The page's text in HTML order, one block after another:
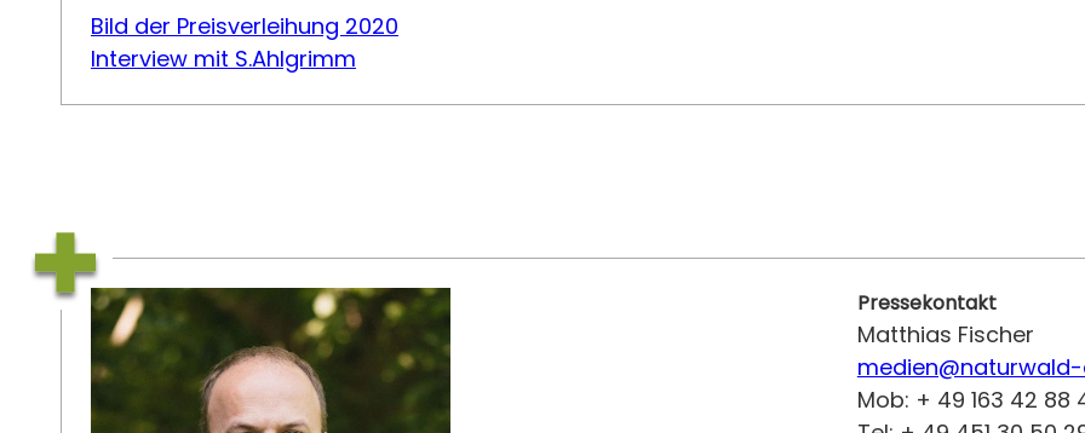
Bild der Preisverleihung 2020
Interview mit S.Ahlgrimm
Pressekontakt
Matthias Fischer
Mob: + 49 163 42 88